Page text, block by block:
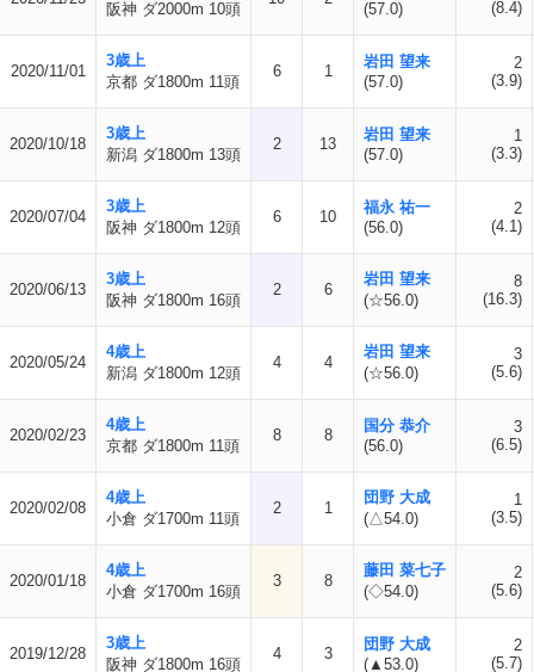
阪神 ダ2000m 10頭 (57.0) (8.4)
2020/11/01
3歳上
京都 ダ1800m 11頭
6 1
岩田 望来
(57.0)
2
(3.9)
2020/10/18
3歳上
新潟 ダ1800m 13頭
2 13
岩田 望来
(57.0)
1
(3.3)
2020/07/04
3歳上
阪神 ダ1800m 12頭
6 10
福永 祐一
(56.0)
2
(4.1)
2020/06/13
3歳上
阪神 ダ1800m 16頭
2 6
岩田 望来
(☆56.0)
8
(16.3)
2020/05/24
4歳上
新潟 ダ1800m 12頭
4 4
岩田 望来
(☆56.0)
3
(5.6)
2020/02/23
4歳上
京都 ダ1800m 11頭
8 8
国分 恭介
(56.0)
3
(6.5)
2020/02/08
4歳上
小倉 ダ1700m 11頭
2 1
団野 大成
(△54.0)
1
(3.5)
2020/01/18
4歳上
小倉 ダ1700m 16頭
3 8
藤田 菜七子
(◇54.0)
2
(5.6)
2019/12/28
3歳上
阪神 ダ1800m 16頭
4 3
団野 大成
(▲53.0)
2
(5.7)